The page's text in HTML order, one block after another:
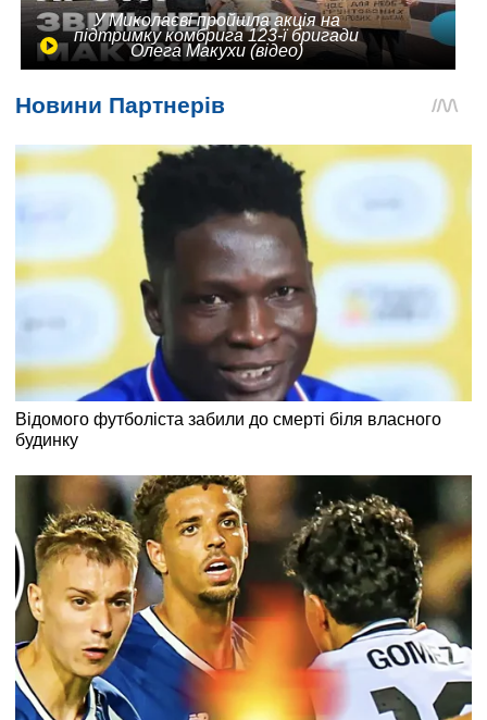
У Миколаєві пройшла акція на
підтримку комбрига 123-ї бригади
Олега Макухи (відео)